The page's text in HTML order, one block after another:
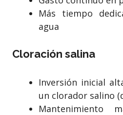
Más tiempo
agua
Cloración salina
Inversión inicial
un clorador salino
Mantenimiento